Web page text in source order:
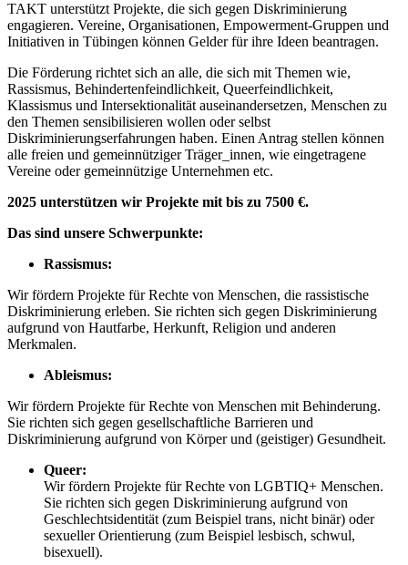
TAKT unterstützt Projekte, die sich gegen Diskriminierung
engagieren. Vereine, Organisationen, Empowerment-Gruppen und
Initiativen in Tübingen können Gelder für ihre Ideen beantragen.
Die Förderung richtet sich an alle, die sich mit Themen wie,
Rassismus, Behindertenfeindlichkeit, Queerfeindlichkeit,
Klassismus und Intersektionalität auseinandersetzen, Menschen zu
den Themen sensibilisieren wollen oder selbst
Diskriminierungserfahrungen haben. Einen Antrag stellen können
alle freien und gemeinnütziger Träger_innen, wie eingetragene
Vereine oder gemeinnützige Unternehmen etc.
2025 unterstützen wir Projekte mit bis zu 7500 €.
Das sind unsere Schwerpunkte:
Rassismus:
Wir fördern Projekte für Rechte von Menschen, die rassistische
Diskriminierung erleben. Sie richten sich gegen Diskriminierung
aufgrund von Hautfarbe, Herkunft, Religion und anderen
Merkmalen.
Ableismus:
Wir fördern Projekte für Rechte von Menschen mit Behinderung.
Sie richten sich gegen gesellschaftliche Barrieren und
Diskriminierung aufgrund von Körper und (geistiger) Gesundheit.
Queer:
Wir fördern Projekte für Rechte von LGBTIQ+ Menschen.
Sie richten sich gegen Diskriminierung aufgrund von
Geschlechtsidentität (zum Beispiel trans, nicht binär) oder
sexueller Orientierung (zum Beispiel lesbisch, schwul,
bisexuell).